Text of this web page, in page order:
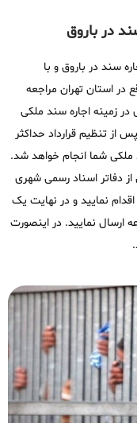
در باروق
سند در باروق و با
در استان تهران مراجعه
زمینه اجاره سند ملکی
از تنظیم قرارداد حداکثر
سند ملکی شما انجام خواهد شد.
دفاتر اسناد رسمی شهری
نمایید و در نهایت یک
ارسال نمایید. در اینصورت